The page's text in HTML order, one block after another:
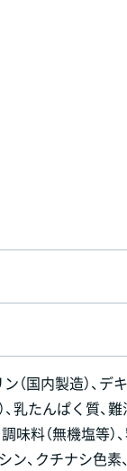
（国内製造）、デ
乳たんぱく質、
味料（無機塩等）
ン、クチナシ色素